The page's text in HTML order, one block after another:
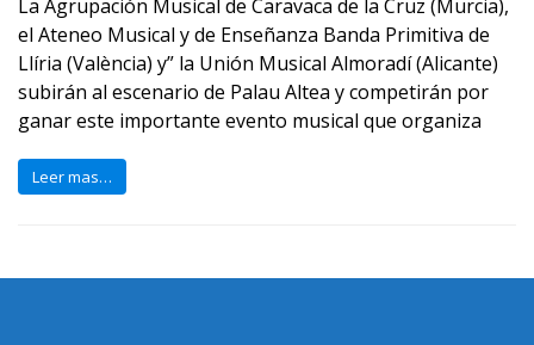
La Agrupación Musical de Caravaca de la Cruz (Murcia),
el Ateneo Musical y de Enseñanza Banda Primitiva de
Llíria (València) y” la Unión Musical Almoradí (Alicante)
subirán al escenario de Palau Altea y competirán por
ganar este importante evento musical que organiza
Leer mas…